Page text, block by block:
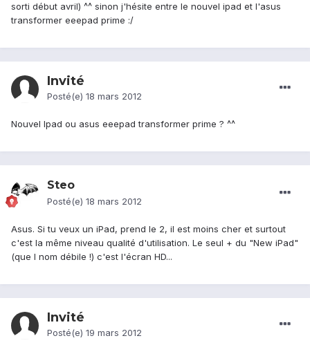
sorti début avril) ^^ sinon j'hésite entre le nouvel ipad et l'asus
transformer eeepad prime :/
Invité
Posté(e) 18 mars 2012
Nouvel Ipad ou asus eeepad transformer prime ? ^^
Steo
Posté(e) 18 mars 2012
Asus. Si tu veux un iPad, prend le 2, il est moins cher et surtout
c'est la même niveau qualité d'utilisation. Le seul + du "New iPad"
(que l nom débile !) c'est l'écran HD...
Invité
Posté(e) 19 mars 2012